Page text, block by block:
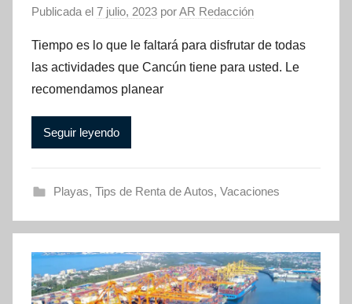
Publicada el 7 julio, 2023 porAR Redacción
Tiempo es lo que le faltará para disfrutar de todas
las actividades que Cancún tiene para usted. Le
recomendamos planear
Seguir leyendo
Playas, Tips de Renta de Autos, Vacaciones